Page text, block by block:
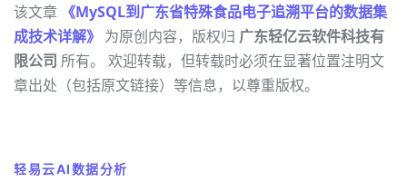
该文章 《MySQL到广东省特殊食品电子追溯平台的数据集
成技术详解》 为原创内容，版权归 广东轻亿云软件科技有
限公司 所有。 欢迎转载，但转载时必须在显著位置注明文
章出处（包括原文链接）等信息，以尊重版权。
轻易云AI数据分析